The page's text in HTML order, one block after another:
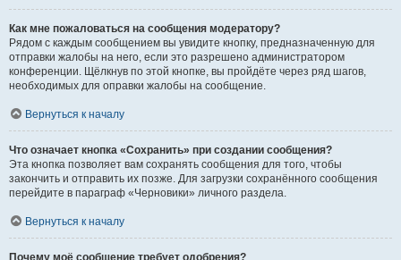
Как мне пожаловаться на сообщения модератору?
Рядом с каждым сообщением вы увидите кнопку, предназначенную для
отправки жалобы на него, если это разрешено администратором
конференции. Щёлкнув по этой кнопке, вы пройдёте через ряд шагов,
необходимых для оправки жалобы на сообщение.
Вернуться к началу
Что означает кнопка «Сохранить» при создании сообщения?
Эта кнопка позволяет вам сохранять сообщения для того, чтобы
закончить и отправить их позже. Для загрузки сохранённого сообщения
перейдите в параграф «Черновики» личного раздела.
Вернуться к началу
Почему моё сообщение требует одобрения?